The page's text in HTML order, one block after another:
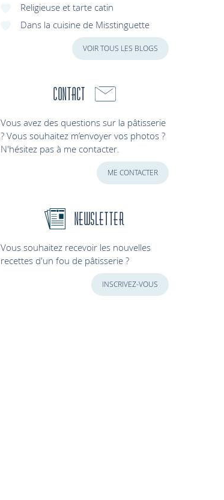
Religieuse et tarte catin
Dans la cuisine de Misstinguette
VOIR TOUS LES BLOGS
Contact
Vous avez des questions sur la pâtisserie
? Vous souhaitez m’envoyer vos photos ?
N'hésitez pas à me contacter.
ME CONTACTER
Newsletter
Vous souhaitez recevoir les nouvelles
recettes d'un fou de pâtisserie ?
INSCRIVEZ-VOUS